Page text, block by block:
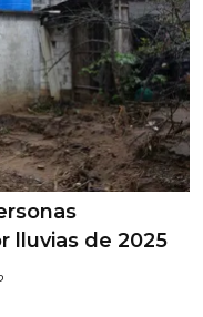
lluvias de 2025